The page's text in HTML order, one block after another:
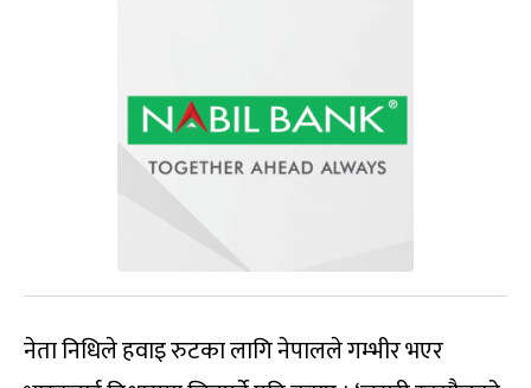
नेता निधिले हवाइ रुटका लागि नेपालले गम्भीर भएर